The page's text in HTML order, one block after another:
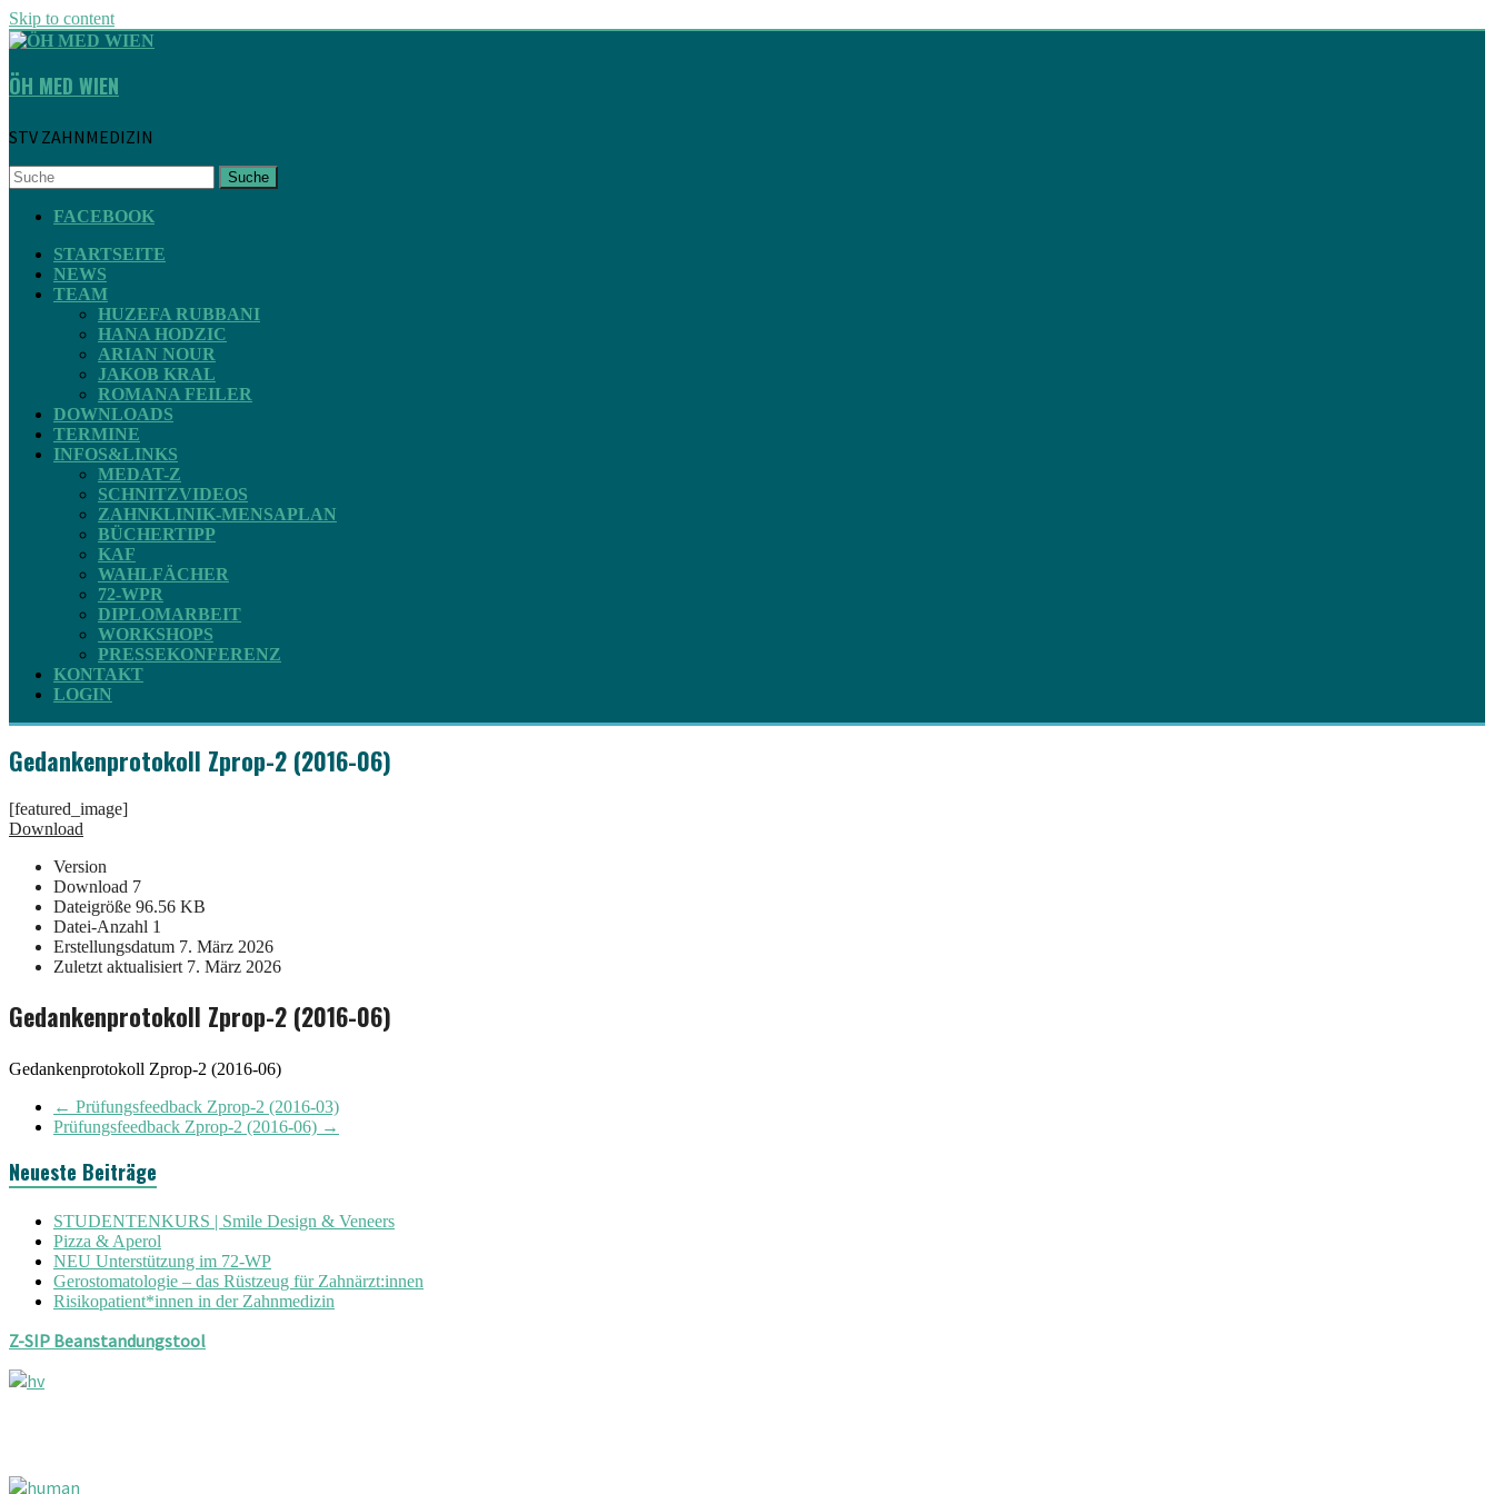
Skip to content
ÖH MED WIEN
STV ZAHNMEDIZIN
Suche
FACEBOOK
STARTSEITE
NEWS
TEAM
HUZEFA RUBBANI
HANA HODZIC
ARIAN NOUR
JAKOB KRAL
ROMANA FEILER
DOWNLOADS
TERMINE
INFOS&LINKS
MEDAT-Z
SCHNITZVIDEOS
ZAHNKLINIK-MENSAPLAN
BÜCHERTIPP
KAF
WAHLFÄCHER
72-WPR
DIPLOMARBEIT
WORKSHOPS
PRESSEKONFERENZ
KONTAKT
LOGIN
Gedankenprotokoll Zprop-2 (2016-06)
[featured_image]
Download
Version
Download 7
Dateigröße 96.56 KB
Datei-Anzahl 1
Erstellungsdatum 7. März 2026
Zuletzt aktualisiert 7. März 2026
Gedankenprotokoll Zprop-2 (2016-06)
Gedankenprotokoll Zprop-2 (2016-06)
← Prüfungsfeedback Zprop-2 (2016-03)
Prüfungsfeedback Zprop-2 (2016-06) →
Neueste Beiträge
STUDENTENKURS | Smile Design & Veneers
Pizza & Aperol
NEU Unterstützung im 72-WP
Gerostomatologie – das Rüstzeug für Zahnärzt:innen
Risikopatient*innen in der Zahnmedizin
Z-SIP Beanstandungstool